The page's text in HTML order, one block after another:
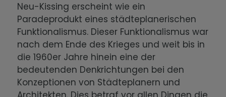
Neu-Kissing erscheint wie ein
Paradeprodukt eines städteplanerischen
Funktionalismus. Dieser Funktionalismus war
nach dem Ende des Krieges und weit bis in
die 1960er Jahre hinein eine der
bedeutenden Denkrichtungen bei den
Konzeptionen von Städteplanern und